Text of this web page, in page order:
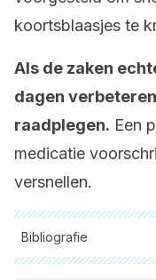
koortsblaasjes te
Als de zaken
dagen
raadplegen. Een
medicatie
versnellen.
Bibliografie
Alle aangehaalde